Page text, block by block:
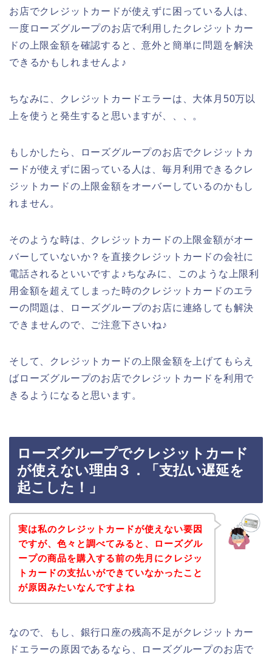
お店でクレジットカードが使えずに困っている人は、
一度ローズグループのお店で利用したクレジットカー
ドの上限金額を確認すると、意外と簡単に問題を解決
できるかもしれませんよ♪
ちなみに、クレジットカードエラーは、大体月50万以
上を使うと発生すると思いますが、、、。
もしかしたら、ローズグループのお店でクレジットカ
ードが使えずに困っている人は、毎月利用できるクレ
ジットカードの上限金額をオーバーしているのかもし
れません。
そのような時は、クレジットカードの上限金額がオー
バーしていないか？を直接クレジットカードの会社に
電話されるといいですよ♪ちなみに、このような上限利
用金額を超えてしまった時のクレジットカードのエラ
ーの問題は、ローズグループのお店に連絡しても解決
できませんので、ご注意下さいね♪
そして、クレジットカードの上限金額を上げてもらえ
ばローズグループのお店でクレジットカードを利用で
きるようになると思います。
ローズグループでクレジットカード
が使えない理由３．「支払い遅延を
起こした！」
実は私のクレジットカードが使えない要因
ですが、色々と調べてみると、ローズグル
ープの商品を購入する前の先月にクレジッ
トカードの支払いができていなかったこと
が原因みたいなんですよね
なので、もし、銀行口座の残高不足がクレジットカー
ドエラーの原因であるなら、ローズグループのお店で